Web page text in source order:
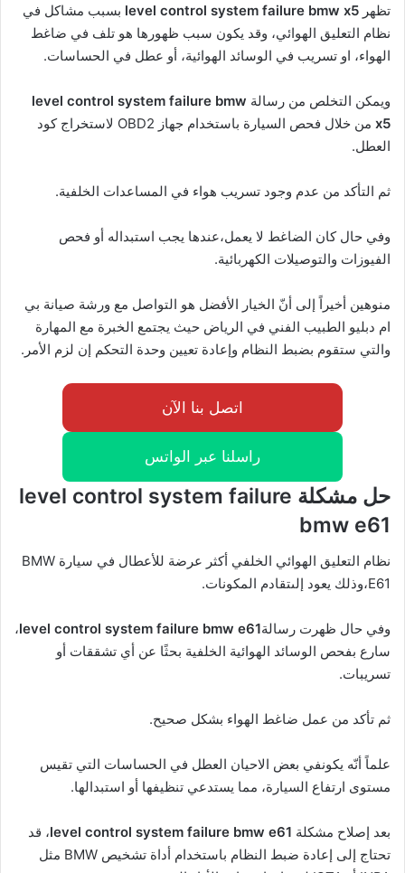
تظهر level control system failure bmw x5 بسبب مشاكل في
نظام التعليق الهوائي، وقد يكون سبب ظهورها هو تلف في ضاغط
الهواء، او تسريب في الوسائد الهوائية، أو عطل في الحساسات.
ويمكن التخلص من رسالة level control system failure bmw
x5
من خلال فحص السيارة باستخدام جهاز OBD2 لاستخراج كود
العطل.
ثم التأكد من عدم وجود تسريب هواء في المساعدات الخلفية.
وفي حال كان الضاغط لا يعمل،عندها يجب استبداله أو فحص
الفيوزات والتوصيلات الكهربائية.
منوهين أخيراً إلى أنّ الخيار الأفضل هو التواصل مع ورشة صيانة بي
ام دبليو الطبيب الفني في الرياض حيث يجتمع الخبرة مع المهارة
والتي ستقوم بضبط النظام وإعادة تعيين وحدة التحكم إن لزم الأمر.
اتصل بنا الآن
راسلنا عبر الواتس
حل مشكلة level control system failure
bmw e61
نظام التعليق الهوائي الخلفي أكثر عرضة للأعطال في سيارة BMW
E61،وذلك يعود إلىتقادم المكونات.
وفي حال ظهرت رسالةlevel control system failure bmw e61،
سارع بفحص الوسائد الهوائية الخلفية بحثًا عن أي تشققات أو
تسريبات.
ثم تأكد من عمل ضاغط الهواء بشكل صحيح.
علماً أنّه يكونفي بعض الاحيان العطل في الحساسات التي تقيس
مستوى ارتفاع السيارة، مما يستدعي تنظيفها أو استبدالها.
بعد إصلاح مشكلة level control system failure bmw e61، قد
تحتاج إلى إعادة ضبط النظام باستخدام أداة تشخيص BMW مثل